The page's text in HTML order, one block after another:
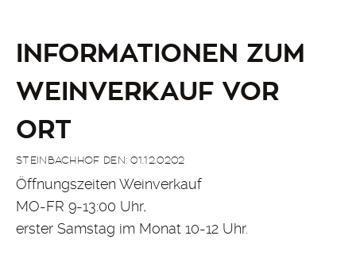
INFORMATIONEN ZUM
WEINVERKAUF VOR
ORT
STEINBACHHOF DEN: 01.12.0202
Öffnungszeiten Weinverkauf
MO-FR 9-13:00 Uhr,
erster Samstag im Monat 10-12 Uhr.